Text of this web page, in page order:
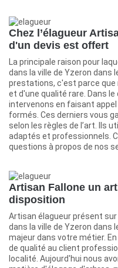
Chez l’élagueur
d'un devis est offert
La principale raison pour
dans la ville de Yzeron dans
prestations, c'est parce que
et d'une qualité rare. Dans le
intervenons en faisant
formés. Ces derniers vous
selon les règles de l’art. Ils
adaptés et professionnels.
questions à propos de nos
Artisan Fallone un
disposition
Artisan élagueur présent
dans la ville de Yzeron dans
majeur dans votre métier.
de qualité au client
localité. Aujourd'hui nous